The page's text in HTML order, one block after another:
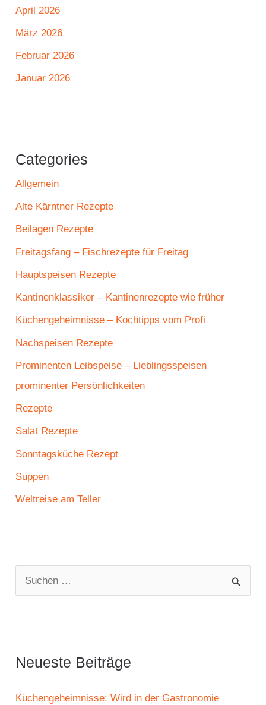
April 2026
März 2026
Februar 2026
Januar 2026
Categories
Allgemein
Alte Kärntner Rezepte
Beilagen Rezepte
Freitagsfang – Fischrezepte für Freitag
Hauptspeisen Rezepte
Kantinenklassiker – Kantinenrezepte wie früher
Küchengeheimnisse – Kochtipps vom Profi
Nachspeisen Rezepte
Prominenten Leibspeise – Lieblingsspeisen
prominenter Persönlichkeiten
Rezepte
Salat Rezepte
Sonntagsküche Rezept
Suppen
Weltreise am Teller
u
e
n
Neueste Beiträge
Küchengeheimnisse: Wird in der Gastronomie